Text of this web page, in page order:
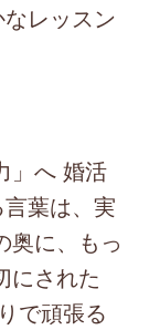
レッスン
」へ 婚活
葉は、実
奥に、もっ
にされた
で頑張る